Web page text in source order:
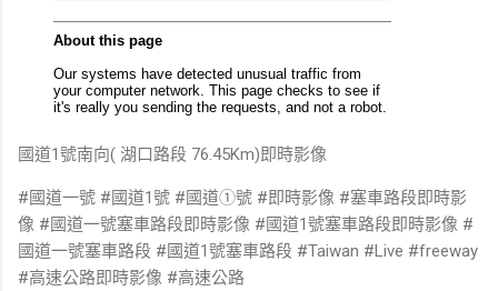
國道1號南向( 湖口路段 76.45Km)即時影像
#國道一號 #國道1號 #國道①號 #即時影像 #塞車路段即時影
像 #國道一號塞車路段即時影像 #國道1號塞車路段即時影像 #
國道一號塞車路段 #國道1號塞車路段 #Taiwan #Live #freeway
#高速公路即時影像 #高速公路